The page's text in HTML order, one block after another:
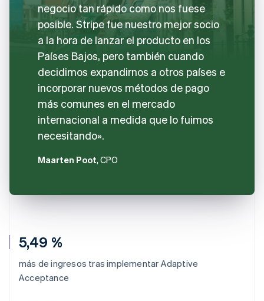
5,49 %
más de ingresos tras implementar Adaptive
Acceptance
negocio tan rápido como nos fuese
posible. Stripe fue nuestro mejor socio
a la hora de lanzar el producto en los
Países Bajos, pero también cuando
decidimos expandirnos a otros países e
incorporar nuevos métodos de pago
más comunes en el mercado
internacional a medida que lo fuimos
necesitando».
Maarten Poot, CPO